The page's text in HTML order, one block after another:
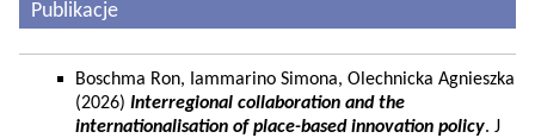
Publikacje
Boschma Ron, Iammarino Simona, Olechnicka Agnieszka
(2026) Interregional collaboration and the
internationalisation of place-based innovation policy. J